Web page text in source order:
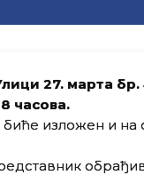
27. марта бр.
часова.
изложен и на